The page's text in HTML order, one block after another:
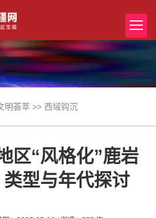
明荟萃 >> 西域钩沉
区“风格化”鹿岩
型与年代探讨